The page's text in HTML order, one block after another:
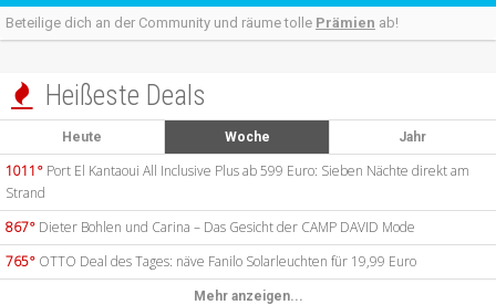
Beteilige dich an der Community und räume tolle Prämien ab!
 Heißeste Deals
Heute Woche Jahr
1011° Port El Kantaoui All Inclusive Plus ab 599 Euro: Sieben Nächte direkt am
Strand
867° Dieter Bohlen und Carina – Das Gesicht der CAMP DAVID Mode
765° OTTO Deal des Tages: näve Fanilo Solarleuchten für 19,99 Euro
Mehr anzeigen...